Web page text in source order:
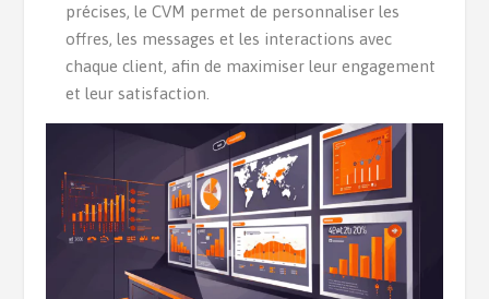
précises, le CVM permet de personnaliser les
offres, les messages et les interactions avec
chaque client, afin de maximiser leur engagement
et leur satisfaction.